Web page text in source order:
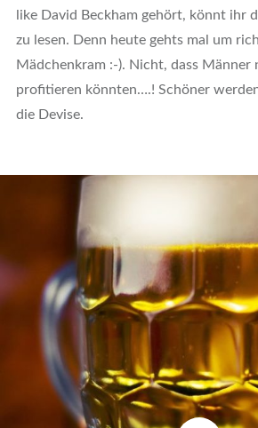
like David Beckham gehört, könnt ihr
zu lesen. Denn heute gehts mal um
Mädchenkram :-). Nicht, dass Männer
profitieren könnten….! Schöner
die Devise.